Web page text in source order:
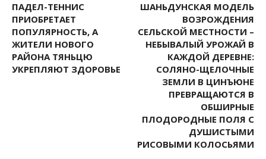
ПАДЕЛ-ТЕННИС
ПРИОБРЕТАЕТ
ПОПУЛЯРНОСТЬ, А
ЖИТЕЛИ НОВОГО
РАЙОНА ТЯНЬЦЮ
УКРЕПЛЯЮТ ЗДОРОВЬЕ
ШАНЬДУНСКАЯ МОДЕЛЬ
ВОЗРОЖДЕНИЯ
СЕЛЬСКОЙ МЕСТНОСТИ –
НЕБЫВАЛЫЙ УРОЖАЙ В
КАЖДОЙ ДЕРЕВНЕ:
СОЛЯНО-ЩЕЛОЧНЫЕ
ЗЕМЛИ В ЦИНЪЮНЕ
ПРЕВРАЩАЮТСЯ В
ОБШИРНЫЕ
ПЛОДОРОДНЫЕ ПОЛЯ С
ДУШИСТЫМИ
РИСОВЫМИ КОЛОСЬЯМИ